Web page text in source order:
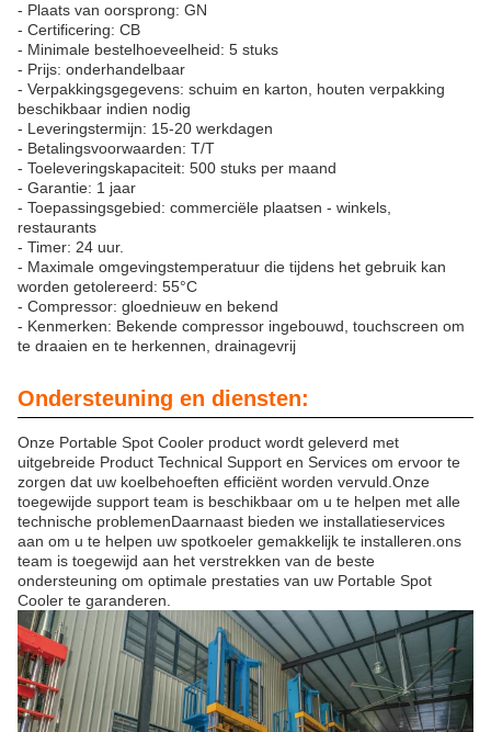
- Plaats van oorsprong: GN
- Certificering: CB
- Minimale bestelhoeveelheid: 5 stuks
- Prijs: onderhandelbaar
- Verpakkingsgegevens: schuim en karton, houten verpakking
beschikbaar indien nodig
- Leveringstermijn: 15-20 werkdagen
- Betalingsvoorwaarden: T/T
- Toeleveringskapaciteit: 500 stuks per maand
- Garantie: 1 jaar
- Toepassingsgebied: commerciële plaatsen - winkels,
restaurants
- Timer: 24 uur.
- Maximale omgevingstemperatuur die tijdens het gebruik kan
worden getolereerd: 55°C
- Compressor: gloednieuw en bekend
- Kenmerken: Bekende compressor ingebouwd, touchscreen om
te draaien en te herkennen, drainagevrij
Ondersteuning en diensten:
Onze Portable Spot Cooler product wordt geleverd met
uitgebreide Product Technical Support en Services om ervoor te
zorgen dat uw koelbehoeften efficiënt worden vervuld.Onze
toegewijde support team is beschikbaar om u te helpen met alle
technische problemenDaarnaast bieden we installatieservices
aan om u te helpen uw spotkoeler gemakkelijk te installeren.ons
team is toegewijd aan het verstrekken van de beste
ondersteuning om optimale prestaties van uw Portable Spot
Cooler te garanderen.